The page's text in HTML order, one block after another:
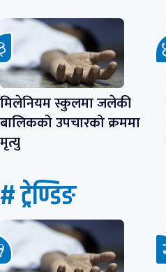
मिलेनियम स्कुलमा जलेकी
बालिकको उपचारको क्रममा
मृत्यु
# ट्रेण्डिङ